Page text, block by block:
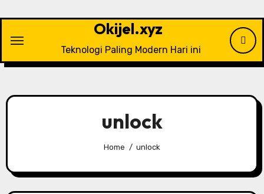
content
Okijel.xyz
Teknologi Paling Modern Hari ini
unlock
Home unlock